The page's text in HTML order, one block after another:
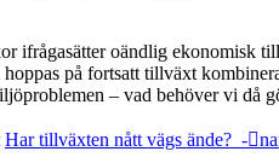
ifrågasätter oändlig ekonomisk
på fortsatt tillväxt
– vad behöver vi då
Har tillväxten nått vägs ände? -